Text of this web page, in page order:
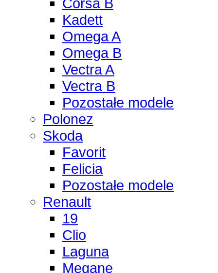
Kadett
Omega A
Omega B
Vectra A
Vectra B
Pozostałe modele
Polonez
Skoda
Favorit
Felicia
Pozostałe modele
Renault
19
Clio
Laguna
Megane